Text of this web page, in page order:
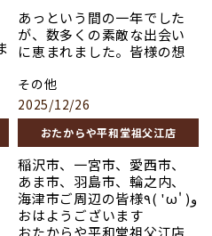
＃金
＃稲沢市
＃おたからや
＃骨董品
＃切手
＃羽島市
＃高価買取
＃バレンシアガ
＃コーチ
＃グッチ
＃バカラ
＃ディオール
＃ヴィトン
あっという間の一年でした
が、数多くの素敵な出会い
に恵まれました。皆様の想
るたび、私たちも新しい発
見や感動をいただいており
ます。
お客様と、お品物とのご縁を
繋ぐことができ、スタッフ一
同、大変嬉しく思っておりま
す。 来年も、お客様にとっ
てかけがえのない存在とな
れるよう、努めてまいりま
その他
2025/12/26
おたからや平和堂祖父江店
稲沢市、一宮市、愛西市、
あま市、羽島市、輪之内、
海津市ご周辺の皆様٩( 'ω' )و
おはようございます